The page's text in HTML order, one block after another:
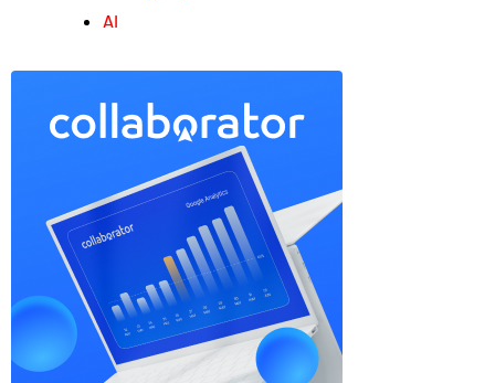
AI